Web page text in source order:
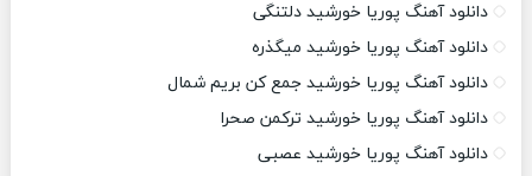
دانلود آهنگ پوریا خورشید دلتنگی
دانلود آهنگ پوریا خورشید میگذره
دانلود آهنگ پوریا خورشید جمع کن بریم شمال
دانلود آهنگ پوریا خورشید ترکمن صحرا
دانلود آهنگ پوریا خورشید عصبی